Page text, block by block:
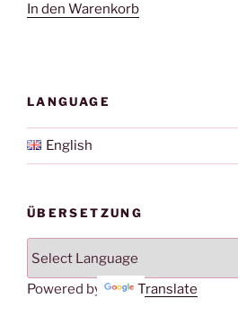
In den Warenkorb
LANGUAGE
English
ÜBERSETZUNG
Powered by Translate